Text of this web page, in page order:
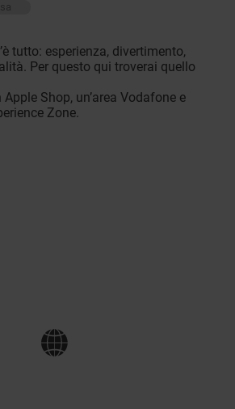
tutto: esperienza, divertimento,
Per questo qui troverai quello
Shop, un’area Vodafone e
Zone.